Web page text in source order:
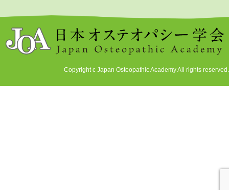
Copyright c Japan Osteopathic Academy All rights reserved.